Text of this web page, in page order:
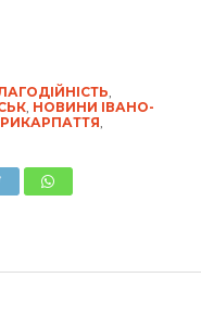
, НОВИНИ ІВАНО-